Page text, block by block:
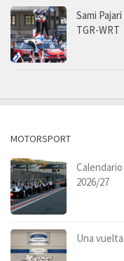
Sami
TGR-WRT
MOTORSPORT
2026/27
Una